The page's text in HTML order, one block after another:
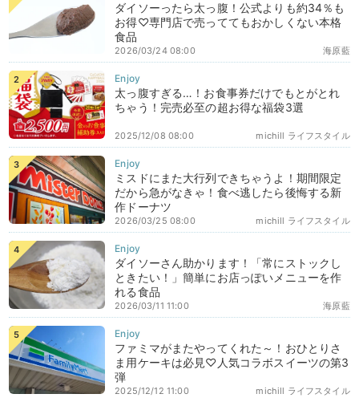
ダイソーったら太っ腹！公式よりも約34％も
お得♡専門店で売っててもおかしくない本格
食品
海原藍
2026/03/24 08:00
太っ腹すぎる…！お食事券だけでもとがとれ
ちゃう！完売必至の超お得な福袋3選
michill ライフスタイル
2025/12/08 08:00
ミスドにまた大行列できちゃうよ！期間限定
だから急がなきゃ！食べ逃したら後悔する新
作ドーナツ
michill ライフスタイル
2026/03/25 08:00
ダイソーさん助かります！「常にストックし
ときたい！」簡単にお店っぽいメニューを作
れる食品
海原藍
2026/03/11 11:00
ファミマがまたやってくれた～！おひとりさ
ま用ケーキは必見♡人気コラボスイーツの第3
弾
michill ライフスタイル
2025/12/12 11:00